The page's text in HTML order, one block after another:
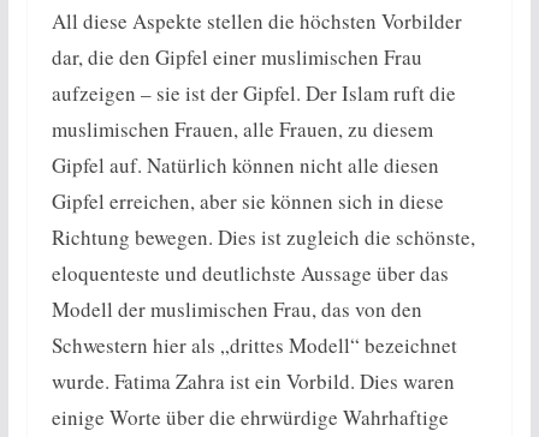
All diese Aspekte stellen die höchsten Vorbilder
dar, die den Gipfel einer muslimischen Frau
aufzeigen – sie ist der Gipfel. Der Islam ruft die
muslimischen Frauen, alle Frauen, zu diesem
Gipfel auf. Natürlich können nicht alle diesen
Gipfel erreichen, aber sie können sich in diese
Richtung bewegen. Dies ist zugleich die schönste,
eloquenteste und deutlichste Aussage über das
Modell der muslimischen Frau, das von den
Schwestern hier als „drittes Modell“ bezeichnet
wurde. Fatima Zahra ist ein Vorbild. Dies waren
einige Worte über die ehrwürdige Wahrhaftige